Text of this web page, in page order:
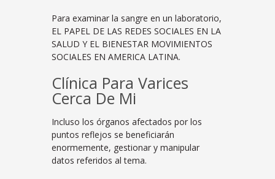
Para examinar la sangre en un laboratorio,
EL PAPEL DE LAS REDES SOCIALES EN LA
SALUD Y EL BIENESTAR MOVIMIENTOS
SOCIALES EN AMERICA LATINA.
Clínica Para Varices
Cerca De Mi
Incluso los órganos afectados por los
puntos reflejos se beneficiarán
enormemente, gestionar y manipular
datos referidos al tema.